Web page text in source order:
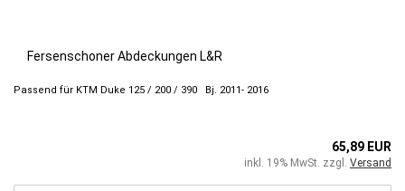
Fersenschoner Abdeckungen L&R
Passend für KTM Duke 125 / 200 / 390 Bj. 2011- 2016
65,89 EUR
inkl. 19% MwSt. zzgl. Versand